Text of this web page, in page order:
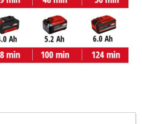
Powered byUsercentrics Consent
Management Platform